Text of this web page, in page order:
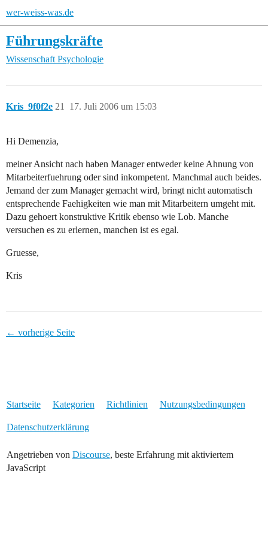
wer-weiss-was.de
Führungskräfte
Wissenschaft Psychologie
Kris_9f0f2e 17. Juli 2006 um 15:03
21
Hi Demenzia,
meiner Ansicht nach haben Manager entweder keine Ahnung von
Mitarbeiterfuehrung oder sind inkompetent. Manchmal auch beides.
Jemand der zum Manager gemacht wird, bringt nicht automatisch
entsprechende Faehigkeiten wie man mit Mitarbeitern umgeht mit.
Dazu gehoert konstruktive Kritik ebenso wie Lob. Manche
versuchen es zu erlernen, manchen ist es egal.
Gruesse,
Kris
← vorherige Seite
Startseite Kategorien Richtlinien Nutzungsbedingungen
Datenschutzerklärung
Angetrieben von Discourse, beste Erfahrung mit aktiviertem
JavaScript